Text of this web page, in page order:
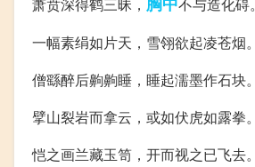
萧贲深得鹤三昧，
不与造化碍。
一幅素绢如片天，雪翎欲起凌苍烟。
僧繇醉后齁齁睡，睡起濡墨作石块。
擘山裂岩而拿云，或如伏虎如露拳。
恺之画兰藏玉笥，开而视之已飞去。